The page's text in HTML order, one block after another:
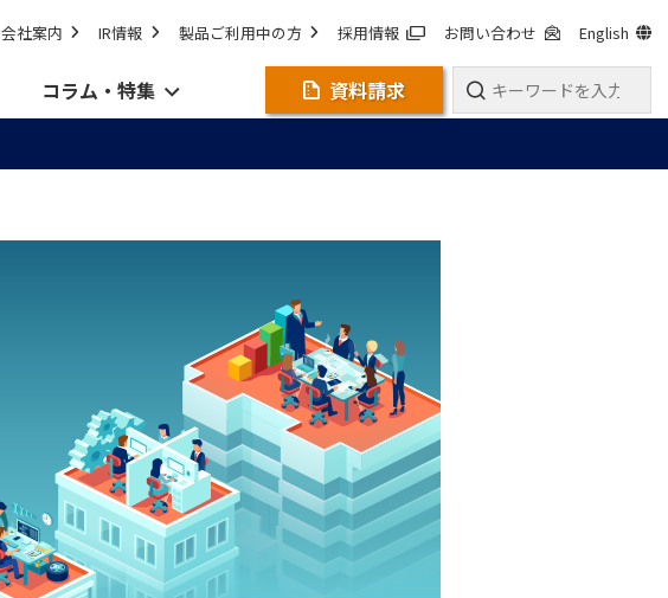
会社案内 IR情報 製品ご利用中の方 採用情報 お問い合わせ English
コラム・特集 資料請求